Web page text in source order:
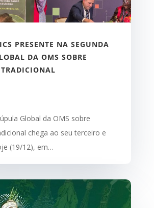
PRESENTE NA SEGUNDA
DA OMS SOBRE
Global da OMS sobre
chega ao seu terceiro e
(19/12), em…